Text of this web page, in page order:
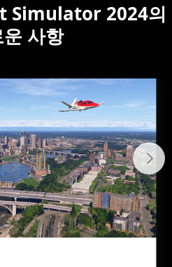
Simulator 2024의
사항